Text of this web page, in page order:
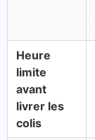
Heure
limite
avant
livrer les
colis